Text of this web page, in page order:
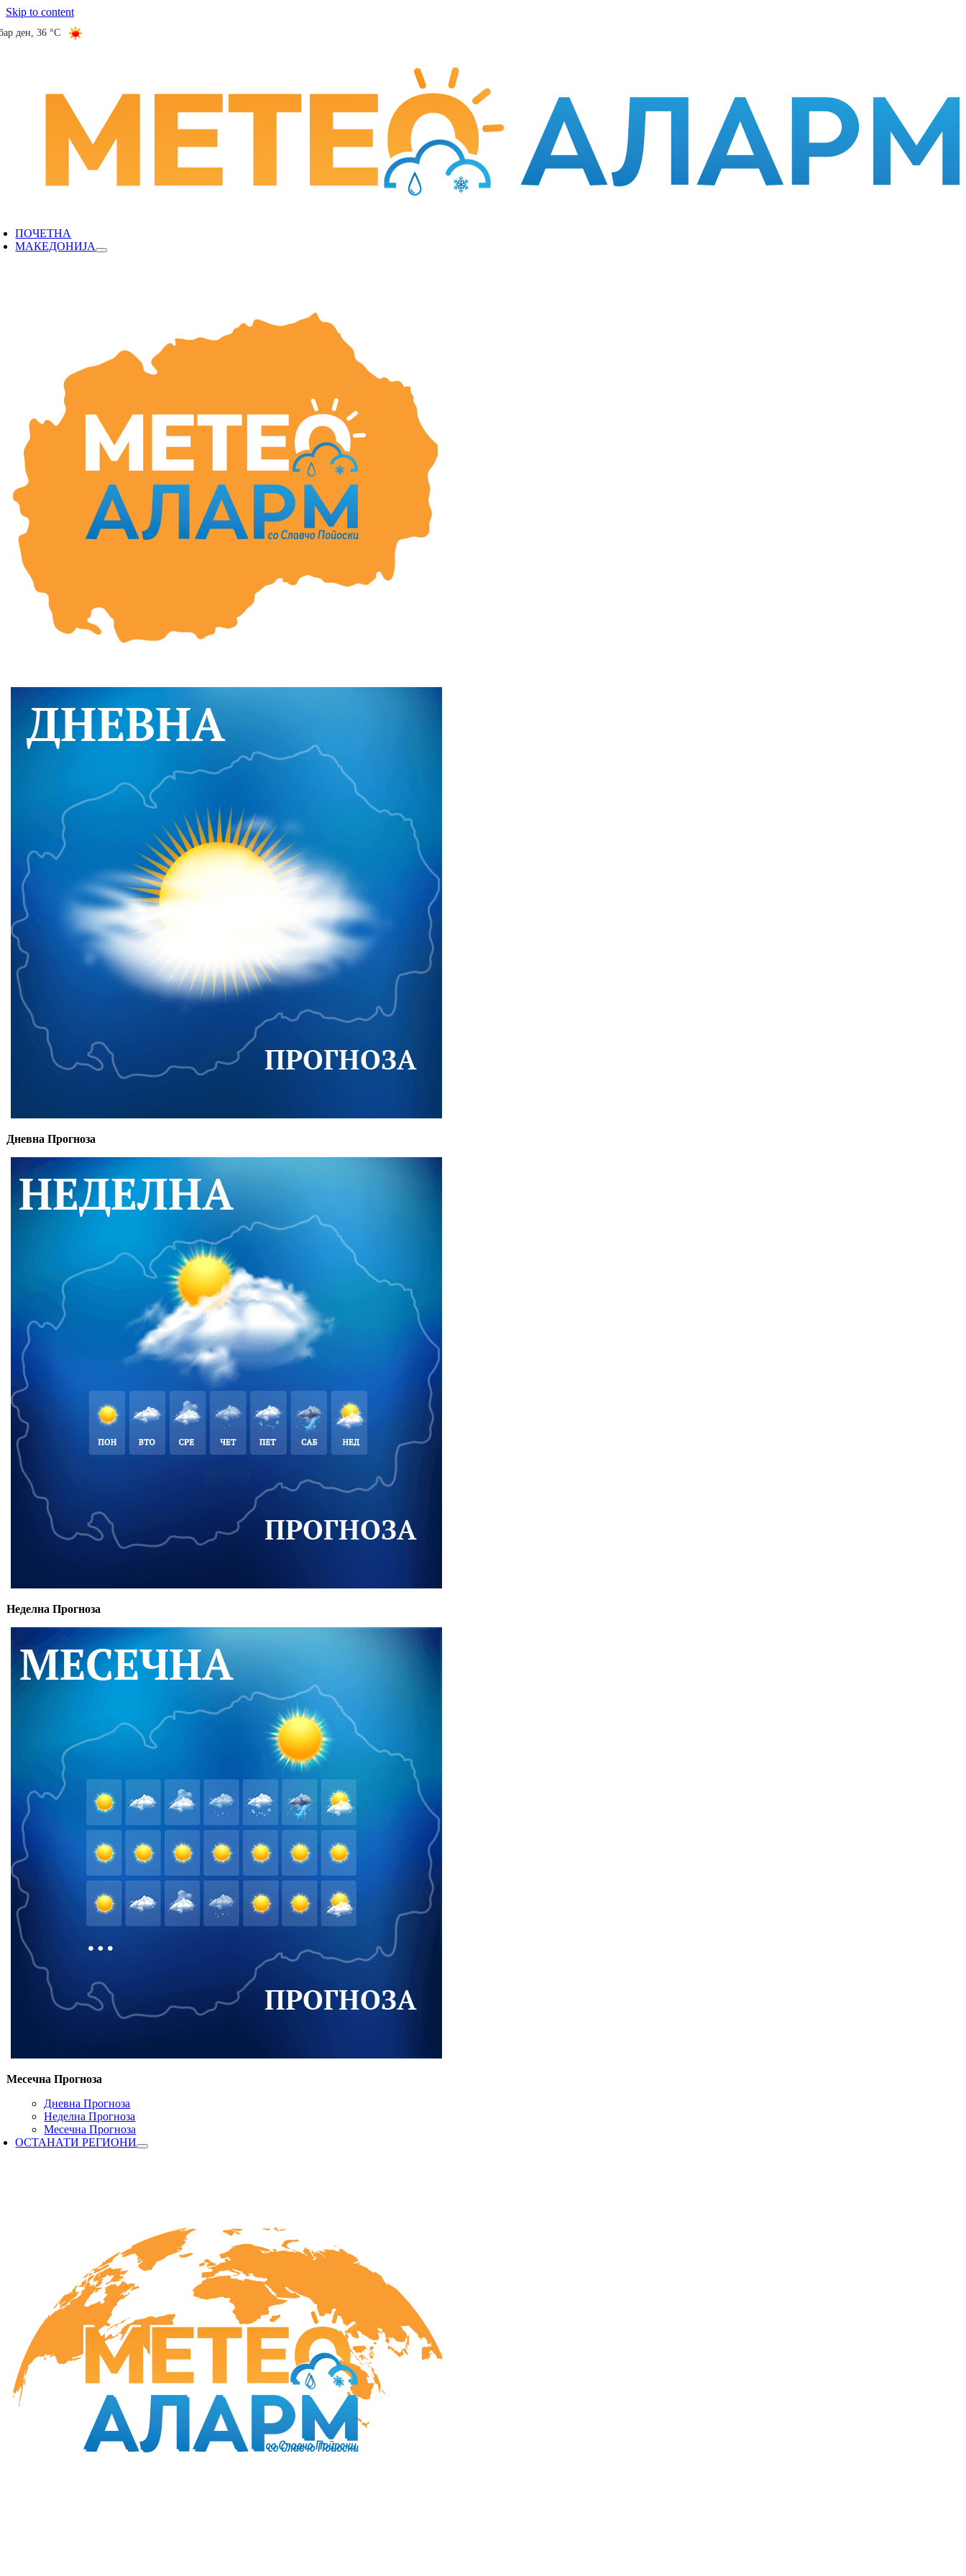
Skip to content
ден,36 °C
ПОЧЕТНА
МАКЕДОНИЈА
Дневна Прогноза
Неделна Прогноза
Месечна Прогноза
Дневна Прогноза
Неделна Прогноза
Месечна Прогноза
ОСТАНАТИ РЕГИОНИ